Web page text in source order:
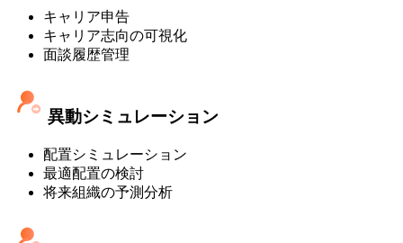
キャリア申告
キャリア志向の可視化
面談履歴管理
異動シミュレーション
配置シミュレーション
最適配置の検討
将来組織の予測分析